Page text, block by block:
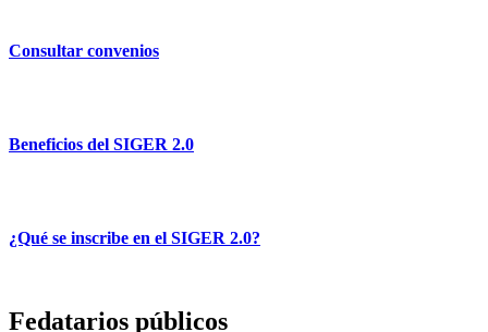
Consultar convenios
Beneficios del SIGER 2.0
¿Qué se inscribe en el SIGER 2.0?
Fedatarios públicos